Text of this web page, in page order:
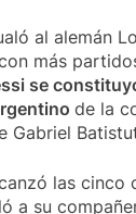
al alemán
más
se
de la
Gabriel
las cinco
a su